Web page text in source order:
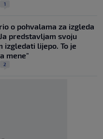
1
o pohvalama za izgleda
predstavljam svoju
izgledati lijepo. To je
mene"
2